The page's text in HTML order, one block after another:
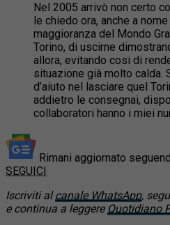
Nel 2005 arrivò non certo
le chiedo ora, anche a
maggioranza del Mondo
Torino, di uscirne
allora, evitando cosi di
situazione già molto calda.
d’aiuto nel lasciare quel
addietro le consegnai,
collaboratori hanno i miei
Rimani aggiornato
SEGUICI
Iscriviti alcanale WhatsApp,
e continua a leggere Quotidiano